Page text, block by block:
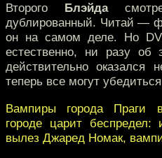
Второго Блэйда
дублированный. Читай —
он на самом деле. Но
естественно, ни разу
действительно
теперь все могут
Вампиры города Праги
городе царит беспредел:
вылез Джаред Номак,